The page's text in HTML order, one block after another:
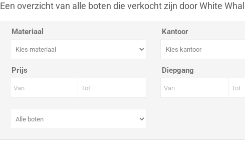
Een overzicht van alle boten die verkocht zijn door White
Materiaal Kantoor
Prijs Diepgang